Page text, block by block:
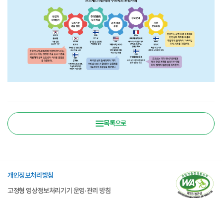
목록으로
개인정보처리방침
고정형 영상정보처리기기 운영·관리 방침